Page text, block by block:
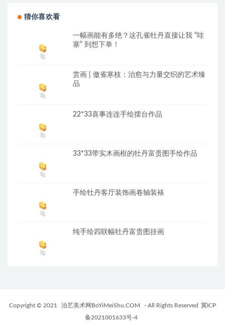
猜你喜欢看
一幅画能有多绝？这孔雀牡丹直接让我 “哇
塞” 到想下单！
赏画 | 傲雀寒枝：治愈与力量交织的艺术臻
品
22*33喜事连连手绘摆台作品
33*33带实木画框的牡丹富贵图手绘作品
手绘牡丹客厅装饰画卷轴装裱
纯手绘四联幅牡丹富贵图挂画
Copyright © 2021 泊艺美术网BoYiMeiShu.COM - All Rights Reserved 冀ICP
备2021001633号-4